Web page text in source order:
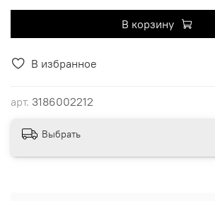
В избранное
арт. 3186002212
В корзину
Выбрать